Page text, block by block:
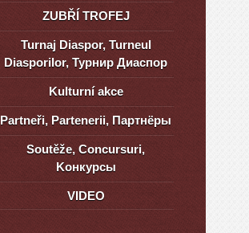
ZUBŘÍ TROFEJ
Turnaj Diaspor, Turneul
Diasporilor, Турнир Диаспор
Kulturní akce
Partneři, Partenerii, Партнёры
Soutěže, Concursuri,
Kонкурсы
VIDEO